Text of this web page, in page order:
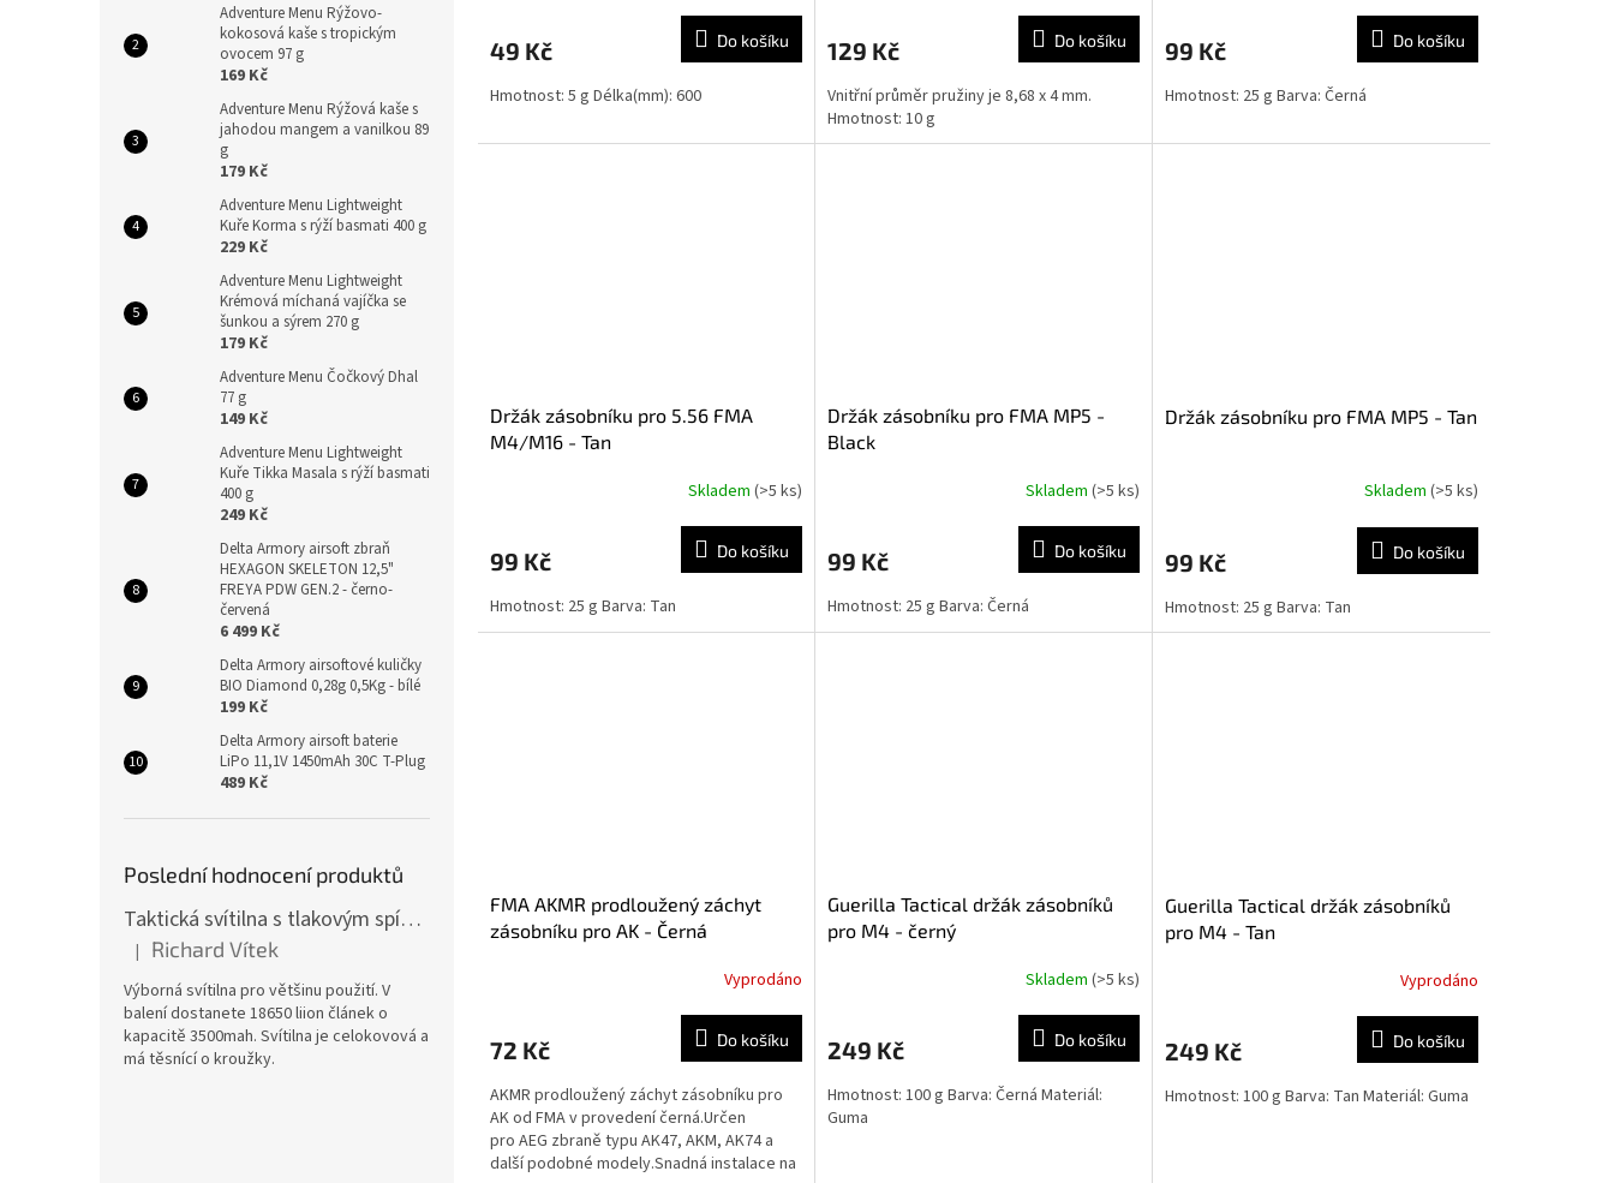
Adventure Menu Rýžovo-
kokosová kaše s tropickým
ovocem 97 g
169 Kč
Adventure Menu Rýžová kaše s
jahodou mangem a vanilkou 89
g
179 Kč
Adventure Menu Lightweight
Kuře Korma s rýží basmati 400 g
229 Kč
Adventure Menu Lightweight
Krémová míchaná vajíčka se
šunkou a sýrem 270 g
179 Kč
Adventure Menu Čočkový Dhal
77 g
149 Kč
Adventure Menu Lightweight
Kuře Tikka Masala s rýží basmati
400 g
249 Kč
Delta Armory airsoft zbraň
HEXAGON SKELETON 12,5"
FREYA PDW GEN.2 - černo-
červená
6 499 Kč
Delta Armory airsoftové kuličky
BIO Diamond 0,28g 0,5Kg - bílé
199 Kč
Delta Armory airsoft baterie
LiPo 11,1V 1450mAh 30C T-Plug
489 Kč
Poslední hodnocení produktů
Taktická svítilna s tlakovým spínačem [TCX]
Hodnocení produktu je 5 z 5 hvězdiček.
| Richard Vítek
Výborná svítilna pro většinu použití. V
balení dostanete 18650 liion článek o
kapacitě 3500mah. Svítilna je celokovová a
má těsnící o kroužky.
49 Kč Do košíku
Hmotnost: 5 g Délka(mm): 600
129 Kč Do košíku
Vnitřní průměr pružiny je 8,68 x 4 mm.
Hmotnost: 10 g
99 Kč Do košíku
Hmotnost: 25 g Barva: Černá
Držák zásobníku pro 5.56 FMA
M4/M16 - Tan
Skladem (>5 ks)
99 Kč Do košíku
Hmotnost: 25 g Barva: Tan
Držák zásobníku pro FMA MP5 -
Black
Skladem (>5 ks)
99 Kč Do košíku
Hmotnost: 25 g Barva: Černá
Držák zásobníku pro FMA MP5 - Tan
Skladem (>5 ks)
99 Kč Do košíku
Hmotnost: 25 g Barva: Tan
FMA AKMR prodloužený záchyt
zásobníku pro AK - Černá
Vyprodáno
72 Kč Do košíku
AKMR prodloužený záchyt zásobníku pro
AK od FMA v provedení černá.Určen
pro AEG zbraně typu AK47, AKM, AK74 a
další podobné modely.Snadná instalace na
Guerilla Tactical držák zásobníků
pro M4 - černý
Skladem (>5 ks)
249 Kč Do košíku
Hmotnost: 100 g Barva: Černá Materiál:
Guma
Guerilla Tactical držák zásobníků
pro M4 - Tan
Vyprodáno
249 Kč Do košíku
Hmotnost: 100 g Barva: Tan Materiál: Guma